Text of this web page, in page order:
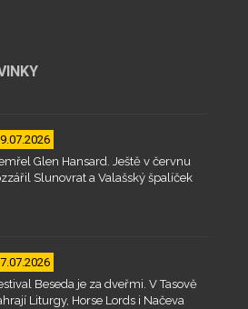
Glen Hansard. Ještě v červnu
Slunovrat a Valašský špalíček
Beseda je za dveřmi. V Tasově
Liturgy, Horse Lords i Načeva